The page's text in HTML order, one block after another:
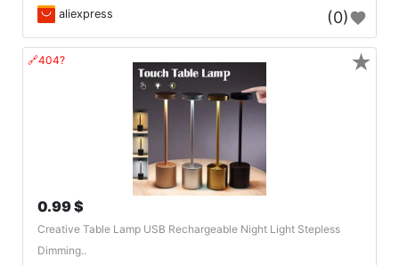
aliexpress (0)
🔗404?
0.99 $
Creative Table Lamp USB Rechargeable Night Light Stepless
Dimming..
★